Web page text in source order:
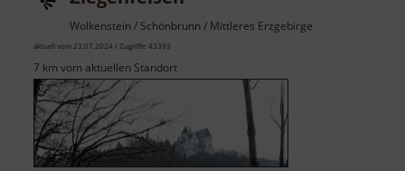
Wolkenstein / Schönbrunn / Mittleres Erzgebirge
aktuell vom 23.07.2024 / Zugriffe: 43393
7 km vom aktuellen Standort